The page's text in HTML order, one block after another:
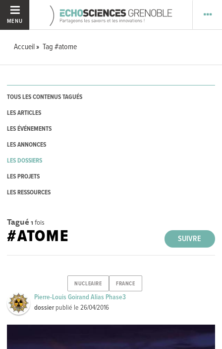
MENU
Accueil Tag #atome
TOUS LES CONTENUS TAGUÉS
LES ARTICLES
LES ÉVÉNEMENTS
LES ANNONCES
LES DOSSIERS
LES PROJETS
LES RESSOURCES
Tagué 1 fois
SUIVRE
#ATOME
NUCLEAIRE FRANCE
Pierre-Louis Goirand Alias Phase3
dossier publié le26/04/2016